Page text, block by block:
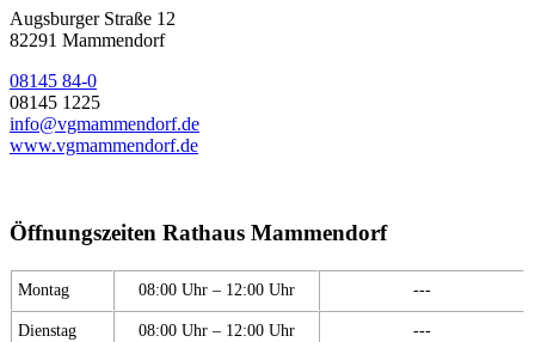
Augsburger Straße 12
82291 Mammendorf
08145 84-0
08145 1225
info@vgmammendorf.de
www.vgmammendorf.de
Öffnungszeiten Rathaus Mammendorf
Montag 08:00 Uhr – 12:00 Uhr ---
Dienstag 08:00 Uhr – 12:00 Uhr ---